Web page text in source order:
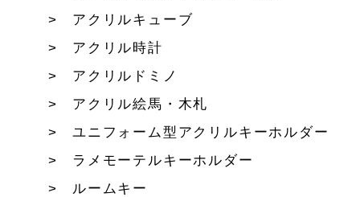
アクリルキューブ
アクリル時計
アクリルドミノ
アクリル絵馬・木札
ユニフォーム型アクリルキーホルダー
ラメモーテルキーホルダー
ルームキー